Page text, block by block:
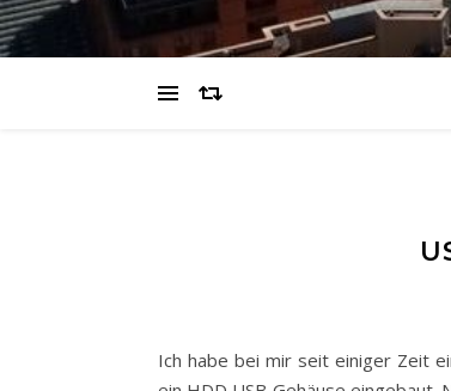
Ich habe bei mir seit einiger Zeit